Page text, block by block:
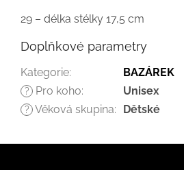
29 – délka stélky 17,5 cm
Doplňkové parametry
Kategorie: BAZÁREK
? Pro koho: Unisex
? Věková skupina: Dětské